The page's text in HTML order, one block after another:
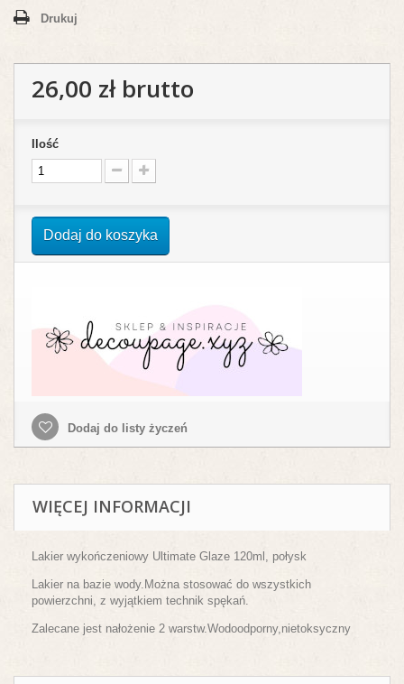
Drukuj
26,00 złbrutto
Ilość
Dodaj do koszyka
Dodaj do listy życzeń
WIĘCEJ INFORMACJI
Lakier wykończeniowy Ultimate Glaze 120ml, połysk
Lakier na bazie wody.Można stosować do wszystkich
powierzchni, z wyjątkiem technik spękań.
Zalecane jest nałożenie 2 warstw.Wodoodporny,nietoksyczny